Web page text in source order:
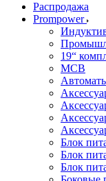
Распродажа
Prompower
19“
MCB
Блок
Блок
Блок